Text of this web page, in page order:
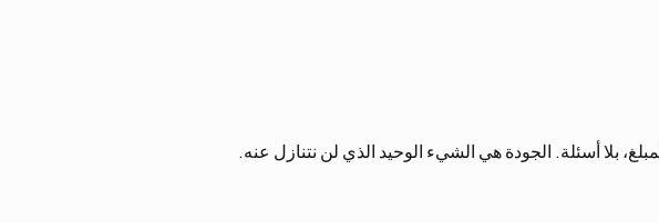
بلا أسئلة. الجودة هي الشيء الوحيد الذي لن نتنازل عنه.